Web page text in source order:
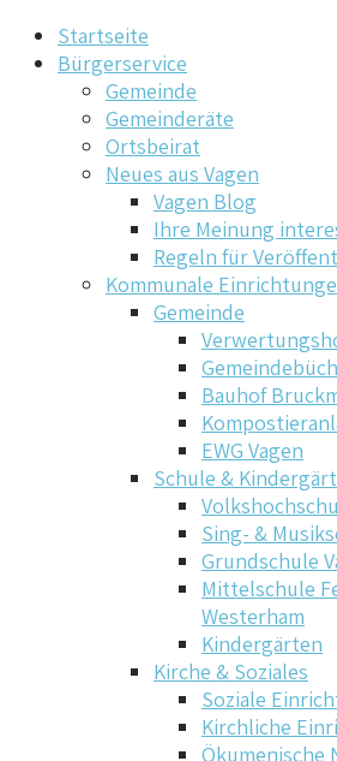
Startseite
Bürgerservice
Gemeinde
Gemeinderäte
Ortsbeirat
Neues aus Vagen
Vagen Blog
Ihre Meinung
Regeln für
Kommunale
Gemeinde
Bauhof
EWG Vagen
Schule &
Sing- &
Grundschule
Mittelschule
Westerham
Kindergärten
Kirche & Soziales
Soziale
Kirchliche
Ökumenische